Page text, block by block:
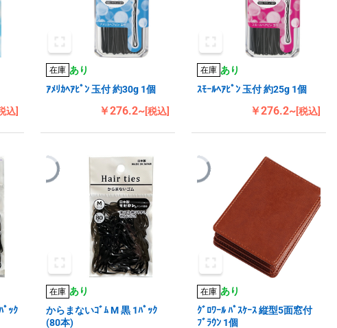
込]
在庫 あり
ｱﾒﾘｶﾍｱﾋﾟﾝ 玉付 約30g 1個
￥276.2~[税込]
在庫 あり
ｽﾓｰﾙﾍｱﾋﾟﾝ 玉付 約25g 1個
￥276.2~[税込]
ﾟｯｸ
在庫 あり
からまないｺﾞﾑ M 黒 1ﾊﾟｯｸ
(80本)
在庫 あり
ｸﾞﾛﾜｰﾙ ﾊﾟｽｹｰｽ 縦型5面窓付
ﾌﾞﾗｳﾝ 1個